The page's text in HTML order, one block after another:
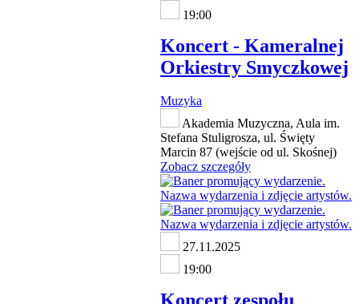
19:00
Koncert - Kameralnej
Orkiestry Smyczkowej
Muzyka
Akademia Muzyczna, Aula im.
Stefana Stuligrosza, ul. Święty
Marcin 87 (wejście od ul. Skośnej)
Zobacz szczegóły
27.11.2025
19:00